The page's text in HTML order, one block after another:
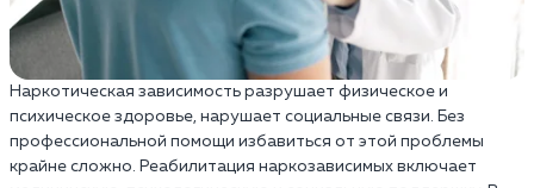
Наркотическая зависимость разрушает физическое и
психическое здоровье, нарушает социальные связи. Без
профессиональной помощи избавиться от этой проблемы
крайне сложно. Реабилитация наркозависимых включает